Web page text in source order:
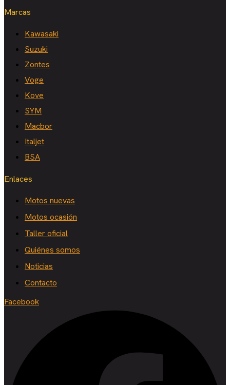
Marcas
Kawasaki
Suzuki
Zontes
Voge
Kove
SYM
Macbor
Italjet
BSA
Enlaces
Motos nuevas
Motos ocasión
Taller oficial
Quiénes somos
Noticias
Contacto
Facebook